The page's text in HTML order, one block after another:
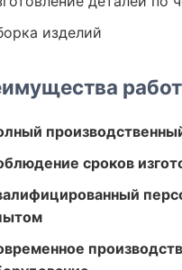
изделий
сроков